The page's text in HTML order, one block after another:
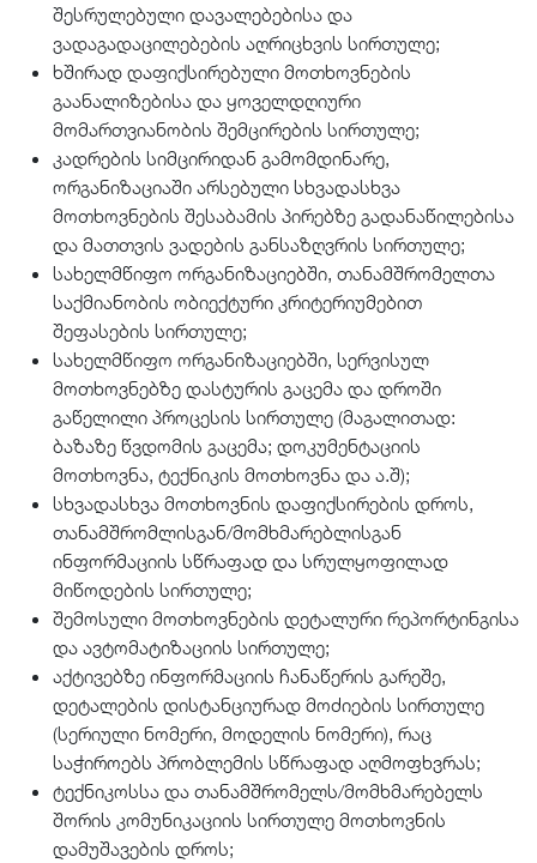
შესრულებული დავალებებისა და
ვადაგადაცილებების აღრიცხვის სირთულე;
ხშირად დაფიქსირებული მოთხოვნების
გაანალიზებისა და ყოველდღიური
მომართვიანობის შემცირების სირთულე;
კადრების სიმცირიდან გამომდინარე,
ორგანიზაციაში არსებული სხვადასხვა
მოთხოვნების შესაბამის პირებზე გადანაწილებისა
და მათთვის ვადების განსაზღვრის სირთულე;
სახელმწიფო ორგანიზაციებში, თანამშრომელთა
საქმიანობის ობიექტური კრიტერიუმებით
შეფასების სირთულე;
სახელმწიფო ორგანიზაციებში, სერვისულ
მოთხოვნებზე დასტურის გაცემა და დროში
გაწელილი პროცესის სირთულე (მაგალითად:
ბაზაზე წვდომის გაცემა; დოკუმენტაციის
მოთხოვნა, ტექნიკის მოთხოვნა და ა.შ);
სხვადასხვა მოთხოვნის დაფიქსირების დროს,
თანამშრომლისგან/მომხმარებლისგან
ინფორმაციის სწრაფად და სრულყოფილად
მიწოდების სირთულე;
შემოსული მოთხოვნების დეტალური რეპორტინგისა
და ავტომატიზაციის სირთულე;
აქტივებზე ინფორმაციის ჩანაწერის გარეშე,
დეტალების დისტანციურად მოძიების სირთულე
(სერიული ნომერი, მოდელის ნომერი), რაც
საჭიროებს პრობლემის სწრაფად აღმოფხვრას;
ტექნიკოსსა და თანამშრომელს/მომხმარებელს
შორის კომუნიკაციის სირთულე მოთხოვნის
დამუშავების დროს;